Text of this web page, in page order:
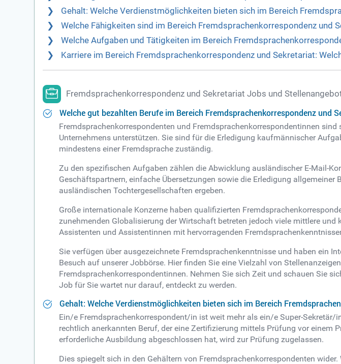
Gehalt: Welche Verdienstmöglichkeiten bieten sich im Bereich
Welche Fähigkeiten sind im Bereich Fremdsprachenkorrespondenz und
Welche Aufgaben und Tätigkeiten im Bereich
Karriere im Bereich Fremdsprachenkorrespondenz und Sekretariat:
Fremdsprachenkorrespondenz und Sekretariat Jobs und
Welche gut bezahlten Berufe im Bereich Fremdsprachenkorrespondenz und
Fremdsprachenkorrespondenten und Fremdsprachenkorrespondentinnen
Unternehmens unterstützen. Sie sind für die Erledigung kaufmännischer
mindestens einer Fremdsprache zuständig.
Zu den spezifischen Aufgaben zählen die Abwicklung ausländischer E-Mail-
Geschäftspartnern, einfache Übersetzungen sowie die Erledigung
ausländischen Tochtergesellschaften ergeben.
Große internationale Konzerne haben qualifizierten
zunehmenden Globalisierung der Wirtschaft betreten jedoch viele mittlere
Assistenten und Assistentinnen mit hervorragenden
Sie verfügen über ausgezeichnete Fremdsprachenkenntnisse und haben ein
Besuch auf unserer Jobbörse. Hier finden Sie eine Vielzahl von
Fremdsprachenkorrespondentinnen. Nehmen Sie sich Zeit und schauen Sie
Job für Sie wartet nur darauf, entdeckt zu werden.
Gehalt: Welche Verdienstmöglichkeiten bieten sich im Bereich
Ein/e Fremdsprachenkorrespondent/in ist weit mehr als ein/e Super-
rechtlich anerkannten Beruf, der eine Zertifizierung mittels Prüfung vor einem
erforderliche Ausbildung abgeschlossen hat, wird zur Prüfung zugelassen.
Dies spiegelt sich in den Gehältern von Fremdsprachenkorrespondenten